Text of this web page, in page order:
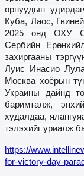
орнуудын
Куба, Лаос,
2025 онд ОХУ
Сербийн
захиргааны
Луис Инасио
Москва хоёрын
Украины дайнд
баримталж,
худалдаа,
тэлэхийг уриалж
https://
for-victory-day-